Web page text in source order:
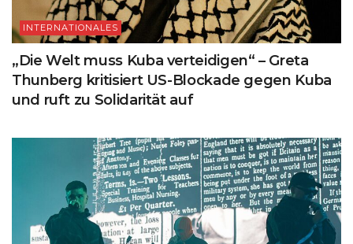
INTERNATIONALES
„Die Welt muss Kuba verteidigen“ – Greta
Thunberg kritisiert US-Blockade gegen Kuba
und ruft zu Solidarität auf